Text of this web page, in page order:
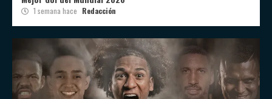
1 semana hace Redacción